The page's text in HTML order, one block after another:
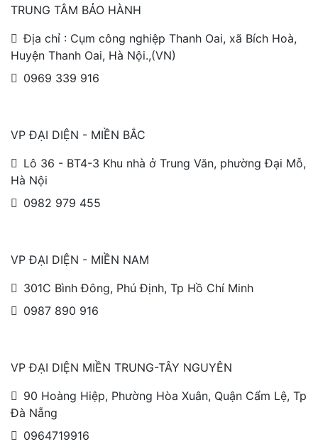
TRUNG TÂM BẢO HÀNH
Địa chỉ : Cụm công nghiệp Thanh Oai, xã Bích Hoà,
Huyện Thanh Oai, Hà Nội.,(VN)
0969 339 916
VP ĐẠI DIỆN - MIỀN BẮC
Lô 36 - BT4-3 Khu nhà ở Trung Văn, phường Đại Mỗ,
Hà Nội
0982 979 455
VP ĐẠI DIỆN - MIỀN NAM
301C Bình Đông, Phú Định, Tp Hồ Chí Minh
0987 890 916
VP ĐẠI DIỆN MIỀN TRUNG-TÂY NGUYÊN
90 Hoàng Hiệp, Phường Hòa Xuân, Quận Cẩm Lệ, Tp
Đà Nẵng
0964719916